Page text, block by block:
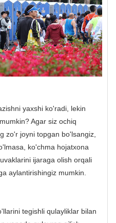
yaxshi ko'radi, lekin
Agar siz ochiq
zo'r joyni topgan bo'lsangiz,
ko'chma hojatxona
ijaraga olish orqali
aylantirishingiz mumkin.
tegishli qulayliklar bilan